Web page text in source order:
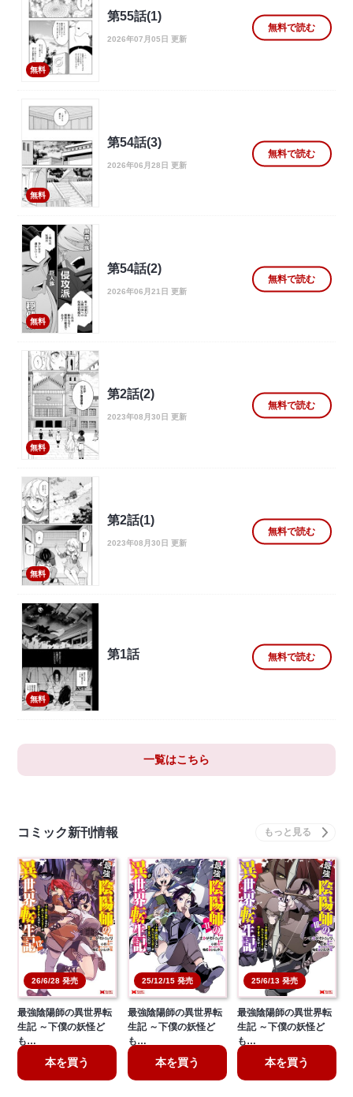
無料
第55話(1)
2026年07月05日 更新
無料で読む
無料
第54話(3)
2026年06月28日 更新
無料で読む
無料
第54話(2)
2026年06月21日 更新
無料で読む
無料
第2話(2)
2023年08月30日 更新
無料で読む
無料
第2話(1)
2023年08月30日 更新
無料で読む
無料
第1話 無料で読む
一覧はこちら
コミック新刊情報
26/6/28 発売
最強陰陽師の異世界転
生記 ～下僕の妖怪ど
も…
本を買う
25/12/15 発売
最強陰陽師の異世界転
生記 ～下僕の妖怪ど
も…
本を買う
25/6/13 発売
最強陰陽師の異世界転
生記 ～下僕の妖怪ど
も…
本を買う